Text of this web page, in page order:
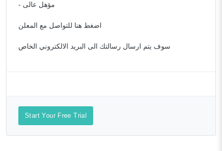
- مؤهل عالى
اضغط هنا للتواصل مع المعلن
سوف يتم ارسال رسالتك الى البريد الالكتروني الخاص
Start Your Free Trial